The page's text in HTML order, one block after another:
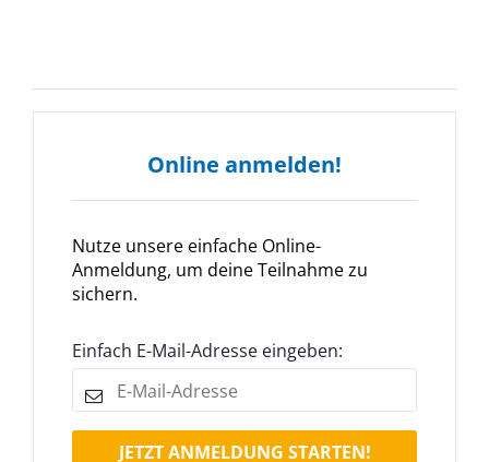
Online anmelden!
Nutze unsere einfache Online-
Anmeldung, um deine Teilnahme zu
sichern.
Einfach E-Mail-Adresse eingeben:
JETZT ANMELDUNG STARTEN!